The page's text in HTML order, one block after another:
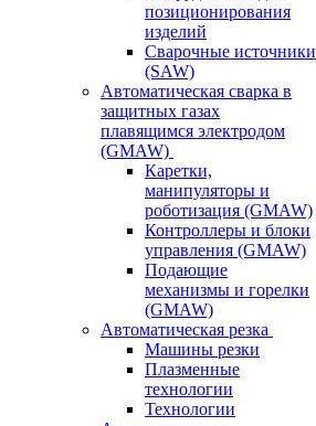
позиционирования
изделий
Сварочные источники
(SAW)
Автоматическая сварка в
защитных газах
плавящимся электродом
(GMAW)
Каретки,
манипуляторы и
роботизация (GMAW)
Контроллеры и блоки
управления (GMAW)
Подающие
механизмы и горелки
(GMAW)
Автоматическая резка
Машины резки
Плазменные
технологии
Технологии